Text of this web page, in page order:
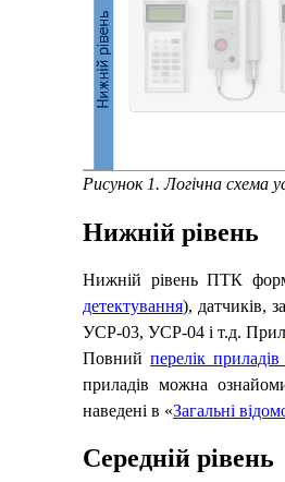
Рисунок 1. Логічна схема
Нижній рівень
Нижній рівень ПТК
детектування), датчиків,
УСР-03, УСР-04 і т.д.
Повнийперелік
приладів можна
наведені в «Загальні
Середній рівень